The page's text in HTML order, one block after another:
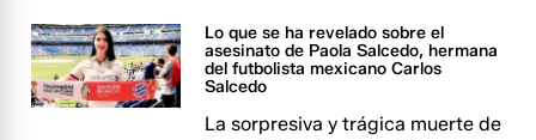
Lo que se ha revelado sobre el
asesinato de Paola Salcedo, hermana
del futbolista mexicano Carlos
Salcedo
La sorpresiva y trágica muerte de